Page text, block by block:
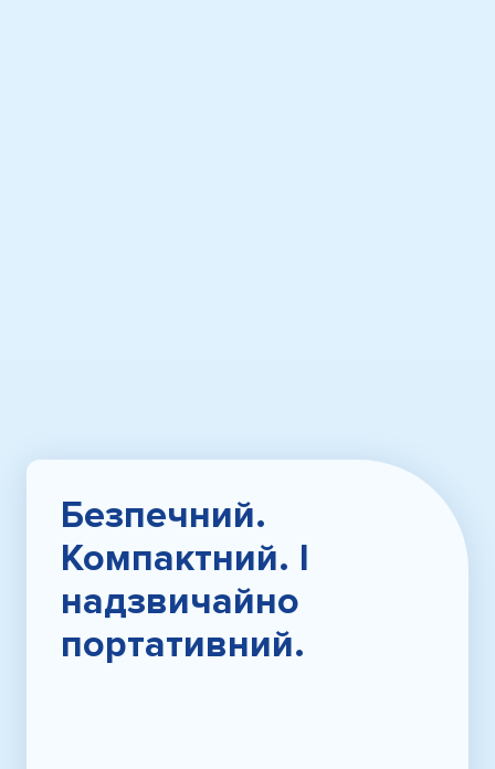
Безпечний.
Компактний. І
надзвичайно
портативний.